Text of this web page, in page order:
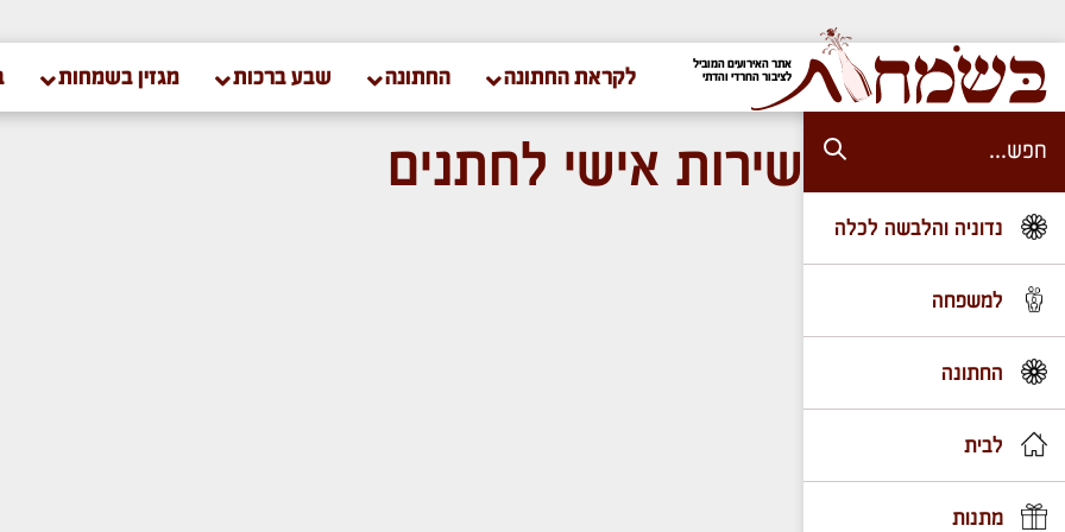
אתר האירועים המוביל
לציבור החרדי והדתי
לקראת החתונה החתונה שבע ברכות מגזין בשמחות
נדוניה והלבשה לכלה
למשפחה
החתונה
לבית
מתנות
שירות אישי לחתנים